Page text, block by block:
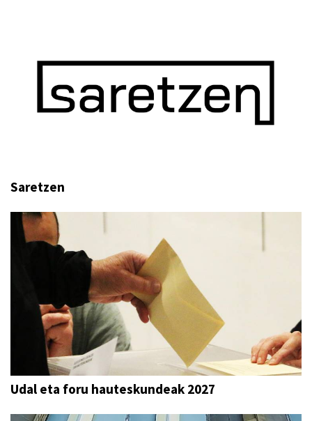
Saretzen
Udal eta foru hauteskundeak 2027